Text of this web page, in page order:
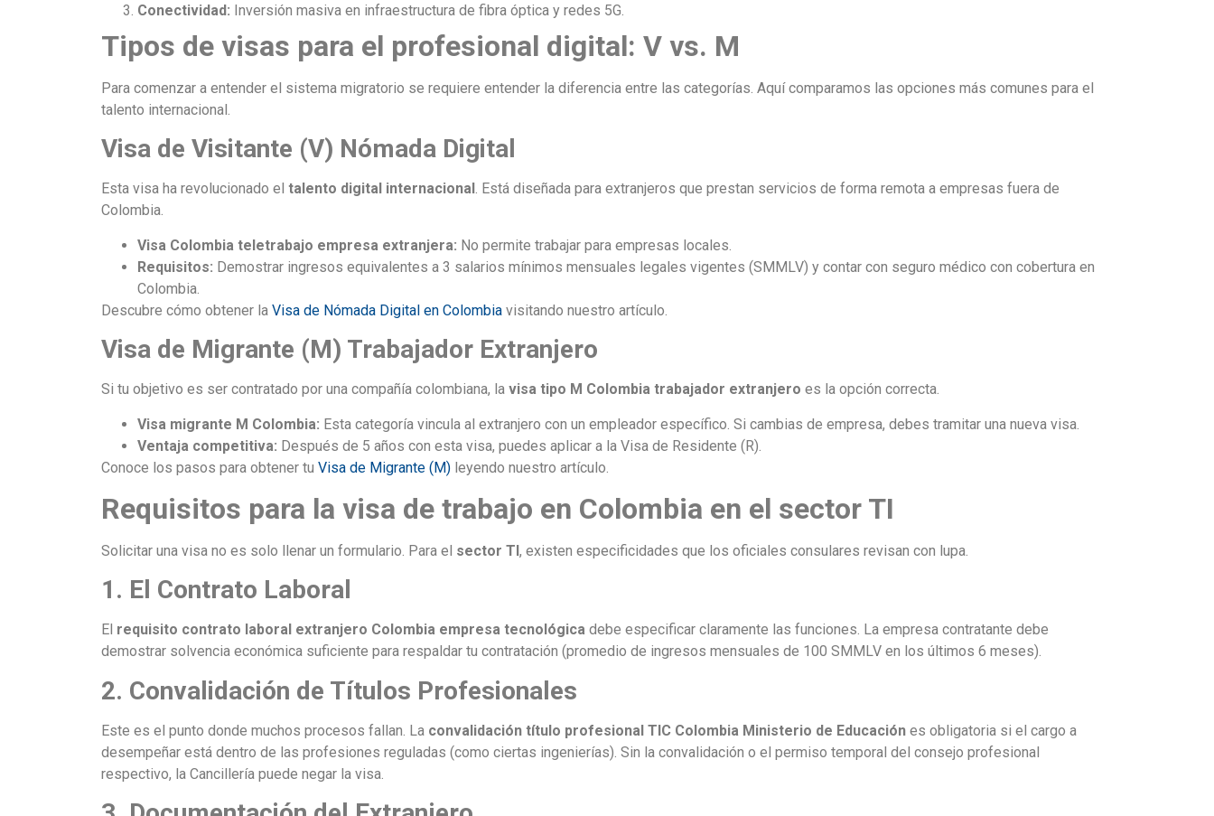
Conectividad: Inversión masiva en infraestructura de fibra óptica y redes 5G.
Tipos de visas para el profesional digital: V vs. M
Para comenzar a entender el sistema migratorio se requiere entender la diferencia entre las categorías. Aquí comparamos las opciones más comunes para el
talento internacional.
Visa de Visitante (V) Nómada Digital
Esta visa ha revolucionado el talento digital internacional . Está diseñada para extranjeros que prestan servicios de forma remota a empresas fuera de
Colombia.
Visa Colombia teletrabajo empresa extranjera: No permite trabajar para empresas locales.
Requisitos: Demostrar ingresos equivalentes a 3 salarios mínimos mensuales legales vigentes (SMMLV) y contar con seguro médico con cobertura en
Colombia.
Descubre cómo obtener la Visa de Nómada Digital en Colombia visitando nuestro artículo.
Visa de Migrante (M) Trabajador Extranjero
Si tu objetivo es ser contratado por una compañía colombiana, la visa tipo M Colombia trabajador extranjero es la opción correcta.
Visa migrante M Colombia: Esta categoría vincula al extranjero con un empleador específico. Si cambias de empresa, debes tramitar una nueva visa.
Ventaja competitiva: Después de 5 años con esta visa, puedes aplicar a la Visa de Residente (R).
Conoce los pasos para obtener tu Visa de Migrante (M) leyendo nuestro artículo.
Requisitos para la visa de trabajo en Colombia en el sector TI
Solicitar una visa no es solo llenar un formulario. Para el sector TI, existen especificidades que los oficiales consulares revisan con lupa.
1. El Contrato Laboral
El requisito contrato laboral extranjero Colombia empresa tecnológica debe especificar claramente las funciones. La empresa contratante debe
demostrar solvencia económica suficiente para respaldar tu contratación (promedio de ingresos mensuales de 100 SMMLV en los últimos 6 meses).
2. Convalidación de Títulos Profesionales
Este es el punto donde muchos procesos fallan. La convalidación título profesional TIC Colombia Ministerio de Educación es obligatoria si el cargo a
desempeñar está dentro de las profesiones reguladas (como ciertas ingenierías). Sin la convalidación o el permiso temporal del consejo profesional
respectivo, la Cancillería puede negar la visa.